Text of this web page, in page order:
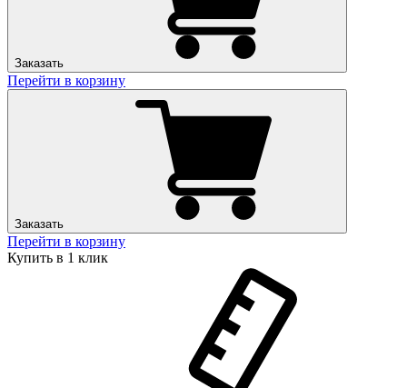
Заказать
Перейти в корзину
Заказать
Перейти в корзину
Купить в 1 клик